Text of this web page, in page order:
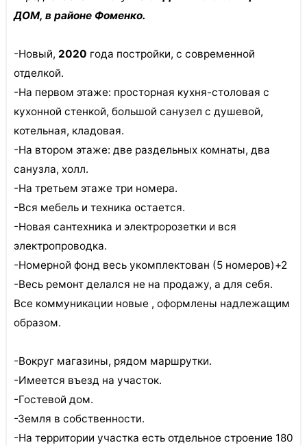
ДОМ, в районе Фоменко.
-Новый, 2020 года постройки, с современной
отделкой.
-На первом этаже: просторная кухня-столовая с
кухонной стенкой, большой санузел с душевой,
котельная, кладовая.
-На втором этаже: две раздельных комнаты, два
санузла, холл.
-На третьем этаже три номера.
-Вся мебель и техника остается.
-Новая сантехника и электророзетки и вся
электропроводка.
-Номерной фонд весь укомплектован (5 номеров)+2
-Весь ремонт делался не на продажу, а для себя.
Все коммуникации новые , оформлены надлежащим
образом.
-Вокруг магазины, рядом маршрутки.
-Имеется въезд на участок.
-Гостевой дом.
-Земля в собственности.
-На территории участка есть отдельное строение 180